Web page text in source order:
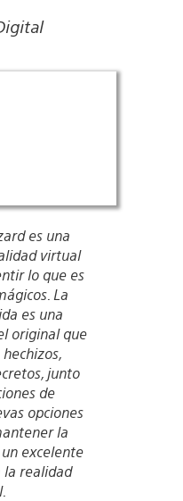
es una
virtual
lo que es
La
es una
original que
junto
de
opciones
la
excelente
la realidad